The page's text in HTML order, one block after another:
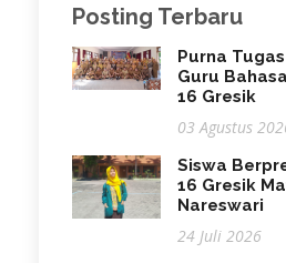
Posting Terbaru
Purna
Guru
16 Gresik
03 Agustus
Siswa
16 Gresik
Nareswari
24 Juli 2026